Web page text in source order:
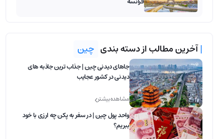
|آخرین مطالب از دسته بندی چین
جاهای دیدنی چین | جذاب ترین جاذبه های
دیدنی در کشور عجایب
مشاهده بیشتر
واحد پول چین | در سفر به پکن چه ارزی با خود
ببریم؟